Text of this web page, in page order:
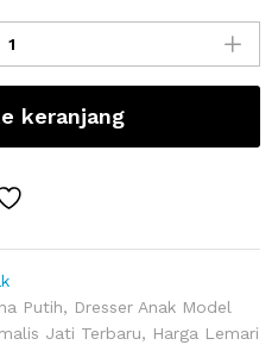
keranjang
Putih, Dresser Anak Model
Jati Terbaru, Harga Lemari